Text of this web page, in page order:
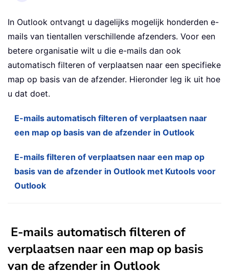
In Outlook ontvangt u dagelijks mogelijk honderden e-
mails van tientallen verschillende afzenders. Voor een
betere organisatie wilt u die e-mails dan ook
automatisch filteren of verplaatsen naar een specifieke
map op basis van de afzender. Hieronder leg ik uit hoe
u dat doet.
E-mails automatisch filteren of verplaatsen naar
een map op basis van de afzender in Outlook
E-mails filteren of verplaatsen naar een map op
basis van de afzender in Outlook met Kutools voor
Outlook
E-mails automatisch filteren of
verplaatsen naar een map op basis
van de afzender in Outlook